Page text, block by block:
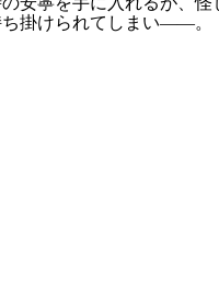
掛けられてしまい――。